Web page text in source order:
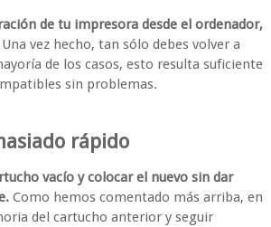
de tu impresora desde el ordenador,
Una vez hecho, tan sólo debes volver a
de los casos, esto resulta suficiente
sin problemas.
rápido
vacío y colocar el nuevo sin dar
Como hemos comentado más arriba, en
del cartucho anterior y seguir